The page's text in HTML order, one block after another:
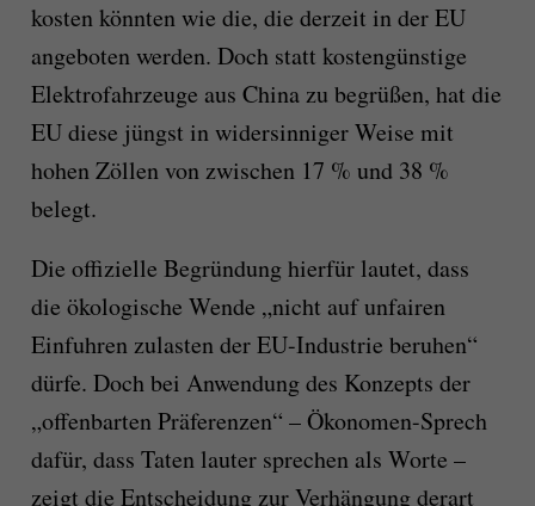
kosten könnten wie die, die derzeit in der EU
angeboten werden. Doch statt kostengünstige
Elektrofahrzeuge aus China zu begrüßen, hat die
EU diese jüngst in widersinniger Weise mit
hohen Zöllen von zwischen 17 % und 38 %
belegt.
Die offizielle Begründung hierfür lautet, dass
die ökologische Wende „nicht auf unfairen
Einfuhren zulasten der EU-Industrie beruhen“
dürfe. Doch bei Anwendung des Konzepts der
„offenbarten Präferenzen“ – Ökonomen-Sprech
dafür, dass Taten lauter sprechen als Worte –
zeigt die Entscheidung zur Verhängung derart